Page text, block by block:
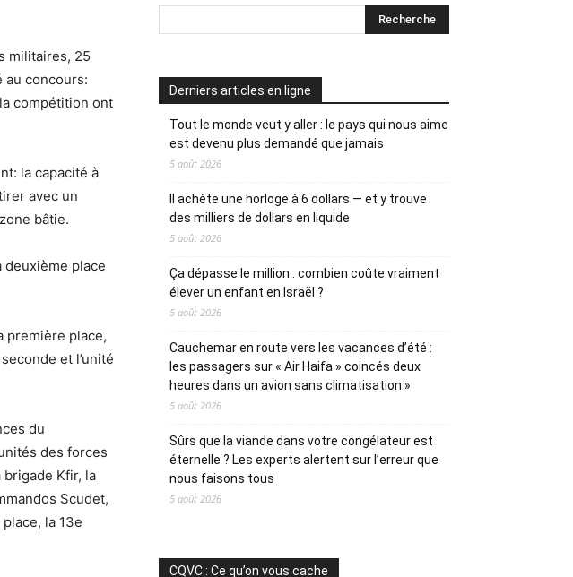
militaires, 25
au concours:
compétition ont
la capacité à
avec un
bâtie.
deuxième place
première place,
et l’unité
du
des forces
Kfir, la
Scudet,
la 13e
Derniers articles en ligne
Tout le monde veut y aller : le pays qui nous aime
est devenu plus demandé que jamais
5 août 2026
Il achète une horloge à 6 dollars — et y trouve
des milliers de dollars en liquide
5 août 2026
Ça dépasse le million : combien coûte vraiment
élever un enfant en Israël ?
5 août 2026
Cauchemar en route vers les vacances d’été :
les passagers sur « Air Haifa » coincés deux
heures dans un avion sans climatisation »
5 août 2026
Sûrs que la viande dans votre congélateur est
éternelle ? Les experts alertent sur l’erreur que
nous faisons tous
5 août 2026
CQVC : Ce qu’on vous cache